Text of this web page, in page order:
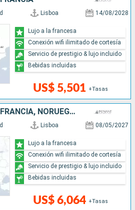
Lisboa 14/08/2028
US$ 5,501 +Tasas
Lujo a la francesa
Conexión wifi ilimitado de cortesía
Servicio de prestigio & lujo incluido
Bebidas incluidas
PORTUGAL, ESPAÑA, FRANCIA, NORUEGA, REINO UNIDO
Lisboa 08/05/2027
US$ 6,064 +Tasas
Lujo a la francesa
Conexión wifi ilimitado de cortesía
Servicio de prestigio & lujo incluido
Bebidas incluidas